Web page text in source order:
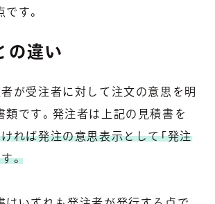
です。
の違い
者が受注者に対して注文の意思を明
類です。発注者は上記の見積書を
れば発注の意思表示として「発注
。